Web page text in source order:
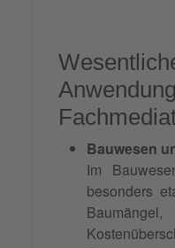
Bauwesen
Im
besonders